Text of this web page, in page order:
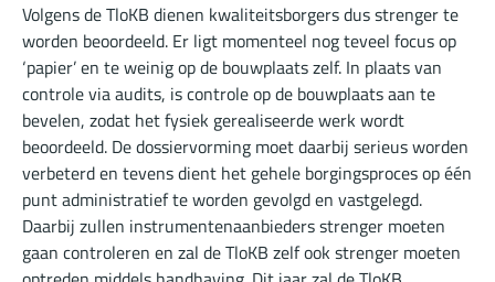
Volgens de TloKB dienen kwaliteitsborgers dus strenger te
worden beoordeeld. Er ligt momenteel nog teveel focus op
‘papier’ en te weinig op de bouwplaats zelf. In plaats van
controle via audits, is controle op de bouwplaats aan te
bevelen, zodat het fysiek gerealiseerde werk wordt
beoordeeld. De dossiervorming moet daarbij serieus worden
verbeterd en tevens dient het gehele borgingsproces op één
punt administratief te worden gevolgd en vastgelegd.
Daarbij zullen instrumentenaanbieders strenger moeten
gaan controleren en zal de TloKB zelf ook strenger moeten